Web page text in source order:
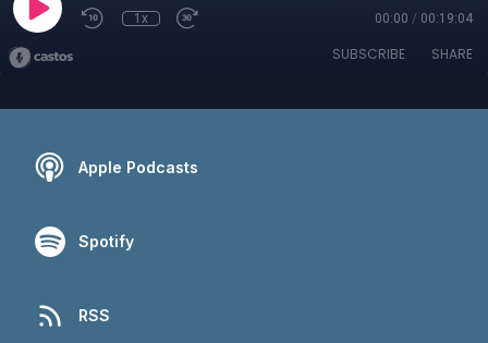
1x 00:00 / 00:19:04
SUBSCRIBE SHARE
Apple Podcasts
Spotify
RSS